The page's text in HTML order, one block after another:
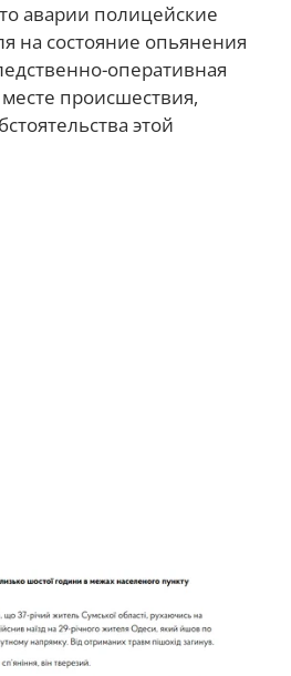
аварии полицейские
на состояние опьянения
оперативная
происшествия,
этой